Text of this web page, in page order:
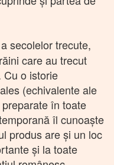
secolelor trecute,
care au trecut
Cu o istorie
(echivalente ale
în toate
îl cunoaște
produs are și un loc
şi la toate